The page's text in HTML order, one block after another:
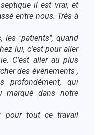
il est vrai, et
entre nous. Très à
les "patients", quand
lui, c’est pour aller
C’est aller au plus
des événements ,
profondément, qui
marqué dans notre
pour tout ce travail